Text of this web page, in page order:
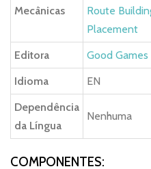
Mecânicas
Route
Placement
Editora
Good
Idioma
EN
Dependência
da Língua
Nenhuma
COMPONENTES: